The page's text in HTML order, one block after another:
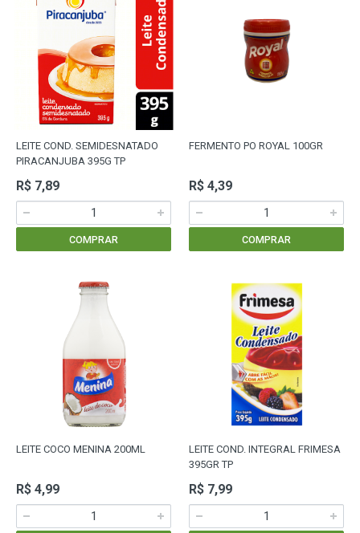
LEITE COND. SEMIDESNATADO
PIRACANJUBA 395G TP
R$ 7,89
COMPRAR
FERMENTO PO ROYAL 100GR
R$ 4,39
COMPRAR
LEITE COCO MENINA 200ML
R$ 4,99
LEITE COND. INTEGRAL FRIMESA
395GR TP
R$ 7,99